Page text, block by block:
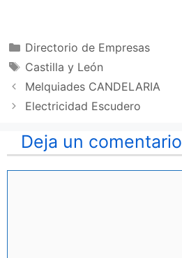
Categorías
Directorio de Empresas
Etiquetas
Castilla y León
Melquiades CANDELARIA
Electricidad Escudero
Deja un comentario